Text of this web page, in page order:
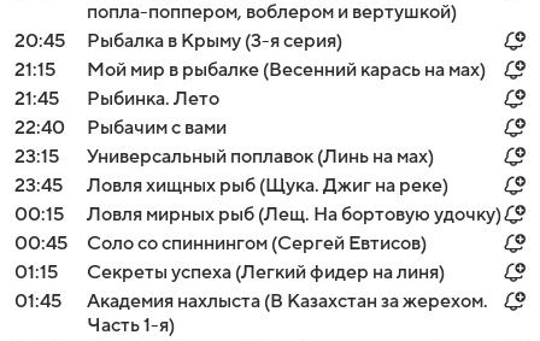
попла-поппером, воблером и вертушкой)
20:45
Рыбалка в Крыму (3-я серия)
21:15
Мой мир в рыбалке (Весенний карась на мах)
21:45
Рыбинка. Лето
22:40
Рыбачим с вами
23:15
Универсальный поплавок (Линь на мах)
23:45
Ловля хищных рыб (Щука. Джиг на реке)
00:15
Ловля мирных рыб (Лещ. На бортовую удочку)
00:45
Соло со спиннингом (Сергей Евтисов)
01:15
Секреты успеха (Легкий фидер на линя)
01:45
Академия нахлыста (В Казахстан за жерехом.
Часть 1-я)